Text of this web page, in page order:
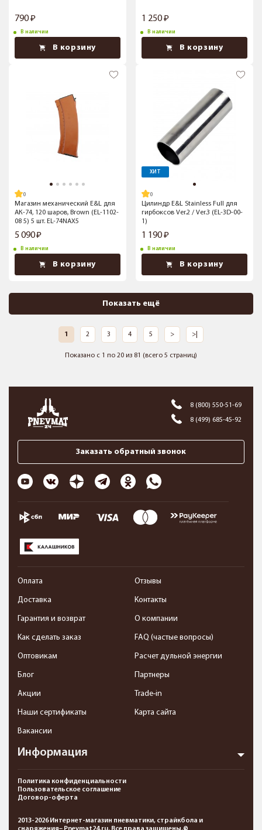
790
В наличии
В корзину
1 250
В наличии
В корзину
Магазин механический E&L для
АК-74, 120 шаров, Brown (EL-1102-
08 5) 5 шт. EL-74NAX5
5 090
В наличии
В корзину
ХИТ
Цилиндр E&L Stainless Full для
гирбоксов Ver.2 / Ver.3 (EL-3D-00-
1)
1 190
В наличии
В корзину
Показать ещё
1 2 3 4 5 > >|
Показано с 1 по 20 из 81 (всего 5 страниц)
8 (800) 550-51-69
8 (499) 685-45-92
Заказать обратный звонок
Информация
Оплата
Доставка
Гарантия и возврат
Как сделать заказ
Оптовикам
Блог
Акции
Наши сертификаты
Вакансии
Отзывы
Контакты
О компании
FAQ (частые вопросы)
Расчет дульной энергии
Партнеры
Trade-in
Карта сайта
Политика конфиденциальности
Пользовательское соглашение
Договор-оферта
2013-2026 Интернет-магазин пневматики, страйкбола и